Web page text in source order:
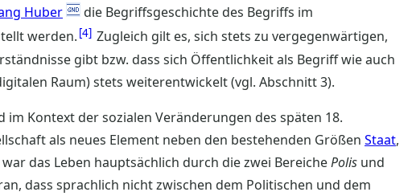
Huber
die Begriffsgeschichte des Begriffs im
werden. 4 Zugleich gilt es, sich stets zu vergegenwärtigen,
gibt bzw. dass sich Öffentlichkeit als Begriff wie auch
Raum) stets weiterentwickelt (vgl. Abschnitt 3).
im Kontext der sozialen Veränderungen des späten 18.
als neues Element neben den bestehenden Größen Staat,
das Leben hauptsächlich durch die zwei BereichePolis und
dass sprachlich nicht zwischen dem Politischen und dem